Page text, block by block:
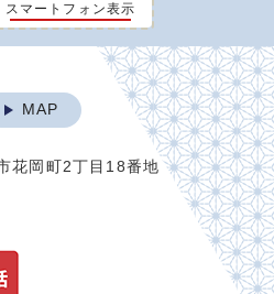
スマートフォン表示
MAP
花岡町2丁目18番地